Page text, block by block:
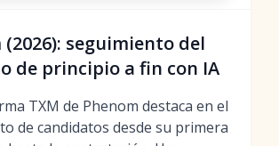
(2026): seguimiento del
de principio a fin con IA
TXM de Phenom destaca en el
de candidatos desde su primera